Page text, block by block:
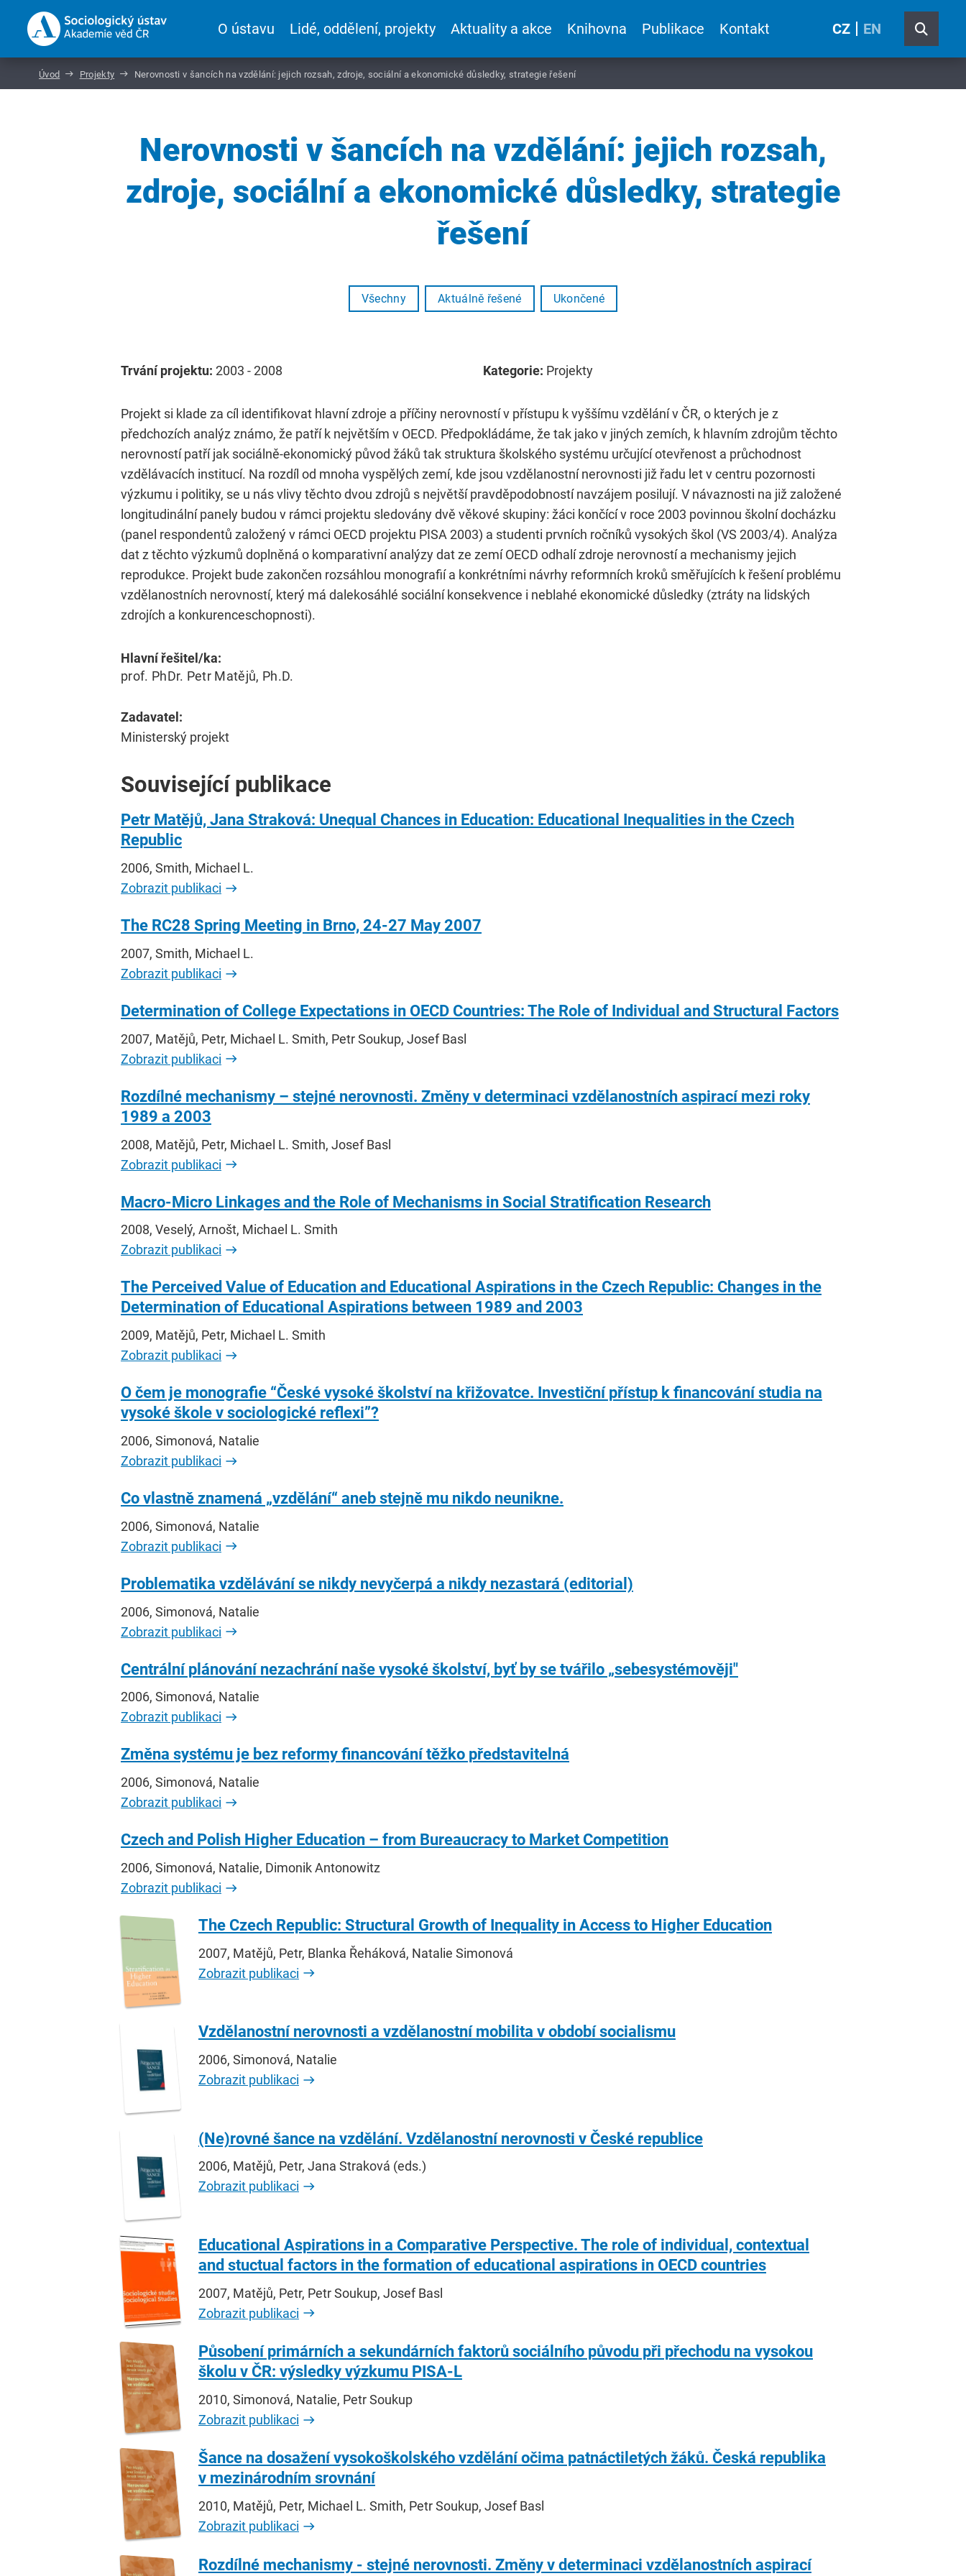
O ústavu Lidé, oddělení, projekty Aktuality a akce Knihovna Publikace Kontakt CZ EN
Úvod Projekty Nerovnosti v šancích na vzdělání: jejich rozsah, zdroje, sociální a ekonomické důsledky, strategie řešení
Nerovnosti v šancích na vzdělání: jejich rozsah,
zdroje, sociální a ekonomické důsledky, strategie
řešení
Všechny Aktuálně řešené Ukončené
Trvání projektu: 2003 - 2008 Kategorie: Projekty
Projekt si klade za cíl identifikovat hlavní zdroje a příčiny nerovností v přístupu k vyššímu vzdělání v ČR, o kterých je z
předchozích analýz známo, že patří k největším v OECD. Předpokládáme, že tak jako v jiných zemích, k hlavním zdrojům těchto
nerovností patří jak sociálně-ekonomický původ žáků tak struktura školského systému určující otevřenost a průchodnost
vzdělávacích institucí. Na rozdíl od mnoha vyspělých zemí, kde jsou vzdělanostní nerovnosti již řadu let v centru pozornosti
výzkumu i politiky, se u nás vlivy těchto dvou zdrojů s největší pravděpodobností navzájem posilují. V návaznosti na již založené
longitudinální panely budou v rámci projektu sledovány dvě věkové skupiny: žáci končící v roce 2003 povinnou školní docházku
(panel respondentů založený v rámci OECD projektu PISA 2003) a studenti prvních ročníků vysokých škol (VS 2003/4). Analýza
dat z těchto výzkumů doplněná o komparativní analýzy dat ze zemí OECD odhalí zdroje nerovností a mechanismy jejich
reprodukce. Projekt bude zakončen rozsáhlou monografií a konkrétními návrhy reformních kroků směřujících k řešení problému
vzdělanostních nerovností, který má dalekosáhlé sociální konsekvence i neblahé ekonomické důsledky (ztráty na lidských
zdrojích a konkurenceschopnosti).
Hlavní řešitel/ka:
prof. PhDr. Petr Matějů, Ph.D.
Zadavatel:
Ministerský projekt
Související publikace
Petr Matějů, Jana Straková: Unequal Chances in Education: Educational Inequalities in the Czech
Republic
2006, Smith, Michael L.
Zobrazit publikaci
The RC28 Spring Meeting in Brno, 24-27 May 2007
2007, Smith, Michael L.
Zobrazit publikaci
Determination of College Expectations in OECD Countries: The Role of Individual and Structural Factors
2007, Matějů, Petr, Michael L. Smith, Petr Soukup, Josef Basl
Zobrazit publikaci
Rozdílné mechanismy – stejné nerovnosti. Změny v determinaci vzdělanostních aspirací mezi roky
1989 a 2003
2008, Matějů, Petr, Michael L. Smith, Josef Basl
Zobrazit publikaci
Macro-Micro Linkages and the Role of Mechanisms in Social Stratification Research
2008, Veselý, Arnošt, Michael L. Smith
Zobrazit publikaci
The Perceived Value of Education and Educational Aspirations in the Czech Republic: Changes in the
Determination of Educational Aspirations between 1989 and 2003
2009, Matějů, Petr, Michael L. Smith
Zobrazit publikaci
O čem je monografie “České vysoké školství na křižovatce. Investiční přístup k financování studia na
vysoké škole v sociologické reflexi”?
2006, Simonová, Natalie
Zobrazit publikaci
Co vlastně znamená „vzdělání“ aneb stejně mu nikdo neunikne.
2006, Simonová, Natalie
Zobrazit publikaci
Problematika vzdělávání se nikdy nevyčerpá a nikdy nezastará (editorial)
2006, Simonová, Natalie
Zobrazit publikaci
Centrální plánování nezachrání naše vysoké školství, byť by se tvářilo „sebesystémověji"
2006, Simonová, Natalie
Zobrazit publikaci
Změna systému je bez reformy financování těžko představitelná
2006, Simonová, Natalie
Zobrazit publikaci
Czech and Polish Higher Education – from Bureaucracy to Market Competition
2006, Simonová, Natalie, Dimonik Antonowitz
Zobrazit publikaci
The Czech Republic: Structural Growth of Inequality in Access to Higher Education
2007, Matějů, Petr, Blanka Řeháková, Natalie Simonová
Zobrazit publikaci
Vzdělanostní nerovnosti a vzdělanostní mobilita v období socialismu
2006, Simonová, Natalie
Zobrazit publikaci
(Ne)rovné šance na vzdělání. Vzdělanostní nerovnosti v České republice
2006, Matějů, Petr, Jana Straková (eds.)
Zobrazit publikaci
Educational Aspirations in a Comparative Perspective. The role of individual, contextual
and stuctual factors in the formation of educational aspirations in OECD countries
2007, Matějů, Petr, Petr Soukup, Josef Basl
Zobrazit publikaci
Působení primárních a sekundárních faktorů sociálního původu při přechodu na vysokou
školu v ČR: výsledky výzkumu PISA-L
2010, Simonová, Natalie, Petr Soukup
Zobrazit publikaci
Šance na dosažení vysokoškolského vzdělání očima patnáctiletých žáků. Česká republika
v mezinárodním srovnání
2010, Matějů, Petr, Michael L. Smith, Petr Soukup, Josef Basl
Zobrazit publikaci
Rozdílné mechanismy - stejné nerovnosti. Změny v determinaci vzdělanostních aspirací